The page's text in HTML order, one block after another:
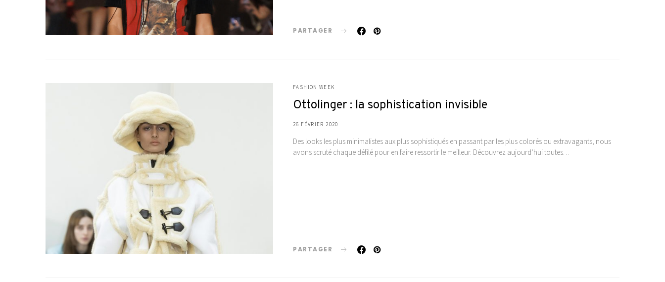
PARTAGER
FASHION WEEK
Ottolinger : la sophistication invisible
26 FÉVRIER 2020
Des looks les plus minimalistes aux plus sophistiqués en passant par les plus colorés ou extravagants, nous
avons scruté chaque défilé pour en faire ressortir le meilleur. Découvrez aujourd’hui toutes…
PARTAGER